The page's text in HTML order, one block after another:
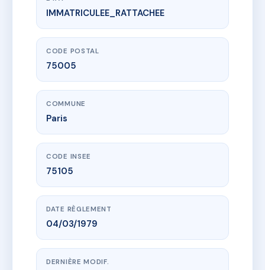
www.vme.plus/AC6415061
1 RUE DE NAVARRE
1 r de navarre
IMMATRICULEE_RATTACHEE
CODE POSTAL
75005
COMMUNE
Paris
CODE INSEE
75105
DATE RÈGLEMENT
04/03/1979
DERNIÈRE MODIF.